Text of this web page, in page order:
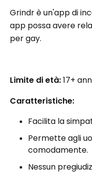
Grindr è un'app di
app possa avere
per gay.
Limite di età:17+
Caratteristiche:
Facilita la
Permette agli
comodamente.
Nessun